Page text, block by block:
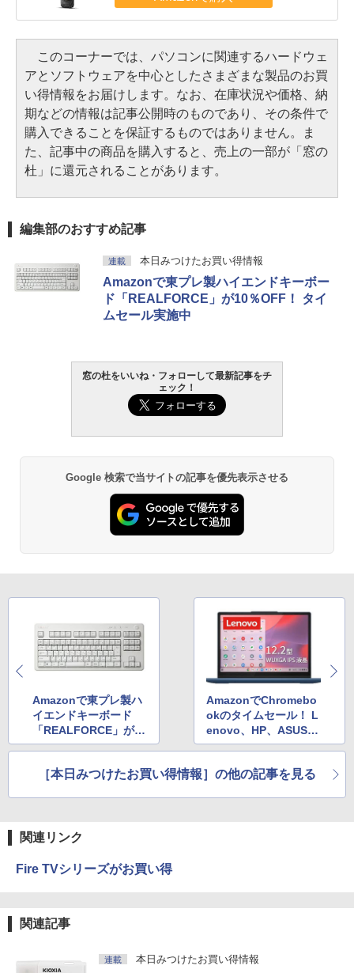
このコーナーでは、パソコンに関連するハードウェ
アとソフトウェアを中心としたさまざまな製品のお買
い得情報をお届けします。なお、在庫状況や価格、納
期などの情報は記事公開時のものであり、その条件で
購入できることを保証するものではありません。ま
た、記事中の商品を購入すると、売上の一部が「窓の
杜」に還元されることがあります。
編集部のおすすめ記事
連載 本日みつけたお買い得情報
Amazonで東プレ製ハイエンドキーボー
ド「REALFORCE」が10％OFF！ タイ
ムセール実施中
窓の杜をいいね・フォローして最新記事をチ
ェック！
Google 検索で当サイトの記事を優先表示させる
Amazonで東プレ製ハ
イエンドキーボード
「REALFORCE」が1
0％OFF！ タイムセー
AmazonでChromebo
okのタイムセール！ L
enovo、HP、ASUS、
Acerのモデルが最大1
［本日みつけたお買い得情報］の他の記事を見る
関連リンク
Fire TVシリーズがお買い得
関連記事
連載 本日みつけたお買い得情報